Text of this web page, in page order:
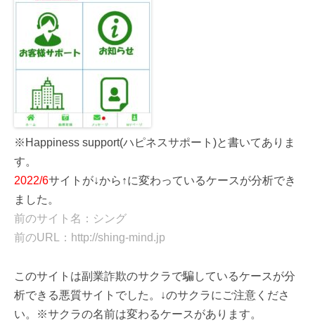
※Happiness support(ハピネスサポート)と書いてありま
す。
2022/6サイトが↓から↑に変わっているケースが分析でき
ました。
前のサイト名：シング
前のURL：http://shing-mind.jp
このサイトは副業詐欺のサクラで騙しているケースが分
析できる悪質サイトでした。↓のサクラにご注意くださ
い。※サクラの名前は変わるケースがあります。